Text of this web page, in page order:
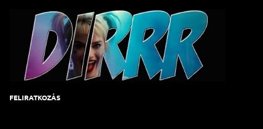
Ugrás a fő tartalomra
FELIRATKOZÁS